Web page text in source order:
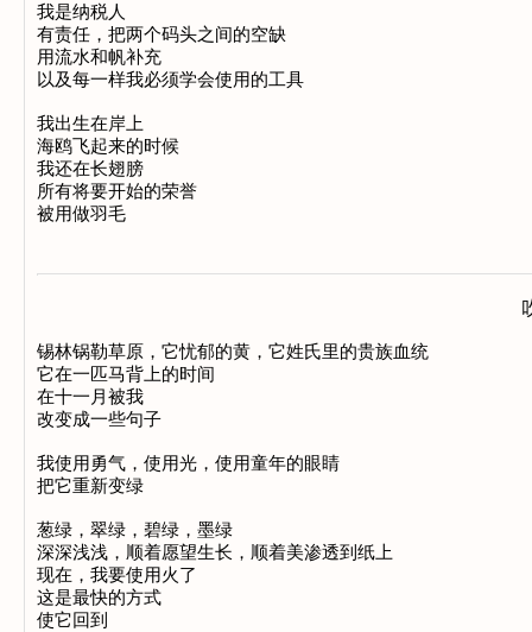
我是纳税人
有责任，把两个码头之间的空缺
用流水和帆补充
以及每一样我必须学会使用的工具
我出生在岸上
海鸥飞起来的时候
我还在长翅膀
所有将要开始的荣誉
锡林锅勒草原，它忧郁的黄，它姓氏里的贵族血统
它在一匹马背上的时间
在十一月被我
改变成一些句子
我使用勇气，使用光，使用童年的眼睛
把它重新变绿
葱绿，翠绿，碧绿，墨绿
深深浅浅，顺着愿望生长，顺着美渗透到纸上
现在，我要使用火了
这是最快的方式
使它回到